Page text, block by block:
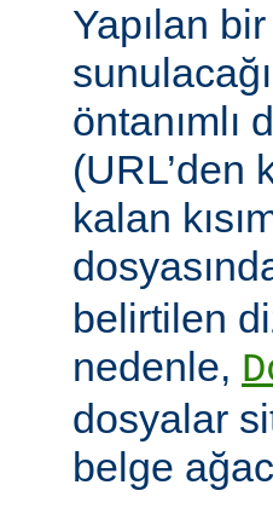
Yapılan
öntanımlı
(URL’den
kalan
belirtilen
nedenle,
dosyalar
belge